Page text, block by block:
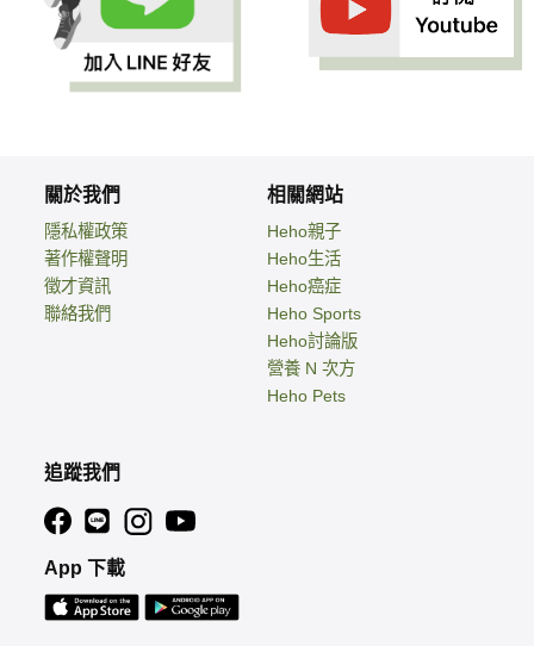
關於我們
隱私權政策
著作權聲明
徵才資訊
聯絡我們
相關網站
Heho親子
Heho生活
Heho癌症
Heho Sports
Heho討論版
營養 N 次方
Heho Pets
追蹤我們
App 下載